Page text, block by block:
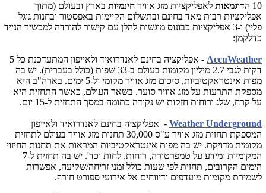
10 ה דוגמאות לאפליקציות מזג אוויר חינמיות בארץ ובעולם (מתוך
אפליקציות רבות מאד בחינם ובתשלום הקיימות באפסטור ובחנות גוגל
פליי) ו-3 אפליקציות כבונוס מוגשות להלן עם קישור להורדה למכשיר הנייד
כדלקמן:
AccuWeather - אפליקציה בחינם לאנדרואיד ולאייפון ה
מתעדכנת כל 5
דקות לגבי 2.7 מיליון מקומות בעולם ב-33 שפות (כולל בעברית). יש בה
מפות אינטראקטיביות, סיכום מזג אוויר מקומי ול-5 ימים. בארה"ב היא
מספקת התרעות על מזג אוויר סוער. בשאר העולם, כאשר התחזית היא
על קרח, שלג ורוחות חזקות יש נקודה כתומה במסך התחזית ל-15 יום.
Weather Underground - אפליקציה בחינם לאנדרואיד ולאייפון
המספקת תחזית מזג אוויר ע"ס 30,000 תחנות מזג אוויר בעולם לתחזית
מקומית מדויקת. יש בה מפות אינטראקטיביות המראות את תחנות החיזוי
המקומיות ומידע על טמפרטורה, רוחות, לחות וכד'. יש בה תחזית ל-7
הימים הקרובים, תחזית לפי שעות כולל זמני זריחה/שקיעה, אפשרות
לשמירת מקומות מועדפים ודיווחים אל אירועי ספורט חורף.